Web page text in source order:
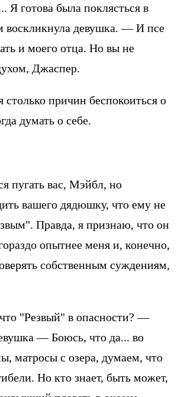
Я готова была поклясться в
девушка. — И псе
и моего отца. Но вы не
Джаспер.
причин беспокоиться о
думать о себе.
пугать вас, Мэйбл, но
вашего дядюшку, что ему не
Правда, я признаю, что он
опытнее меня и, конечно,
собственным суждениям,
"Резвый" в опасности? —
— Боюсь, что да... во
матросы с озера, думаем, что
Но кто знает, быть может,